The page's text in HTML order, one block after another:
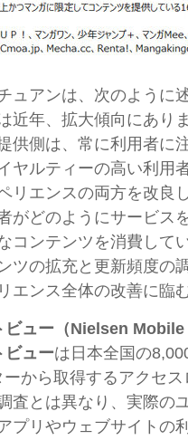
ュアンは、次のように
近年、拡大傾向にあり
供側は、常に利用者に
ヤルティーの高い利用
リエンスの両方を改良
がどのようにサービス
コンテンツを消費して
ツの拡充と更新頻度の
エンス全体の改善に臨
ュー（Nielsen
ビューは日本全国の
から取得するアクセ
査とは異なり、実際の
プリやウェブサイトの